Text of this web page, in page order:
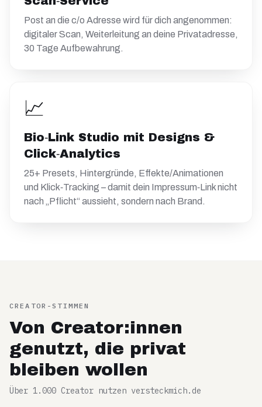
Post an die c/o Adresse wird für dich angenommen:
digitaler Scan, Weiterleitung an deine Privatadresse,
30 Tage Aufbewahrung.
📈
Bio‑Link Studio mit Designs &
Click‑Analytics
25+ Presets, Hintergründe, Effekte/Animationen
und Klick‑Tracking – damit dein Impressum‑Link nicht
nach „Pflicht“ aussieht, sondern nach Brand.
CREATOR-STIMMEN
Von Creator:innen
genutzt, die privat
bleiben wollen
Über 1.000 Creator nutzen versteckmich.de